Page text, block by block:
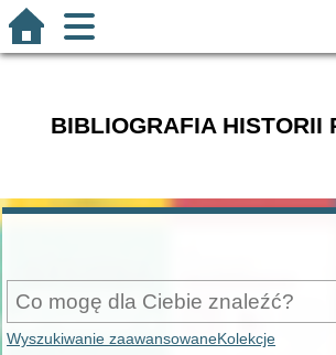
BIBLIOGRAFIA HISTORII
Wyszukiwanie zaawansowaneKolekcje